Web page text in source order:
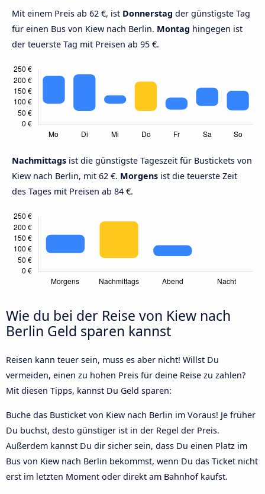
Mit einem Preis ab 62 €, ist Donnerstag der günstigste Tag
für einen Bus von Kiew nach Berlin. Montag hingegen ist
der teuerste Tag mit Preisen ab 95 €.
Nachmittags ist die günstigste Tageszeit für Bustickets von
Kiew nach Berlin, mit 62 €. Morgens ist die teuerste Zeit
des Tages mit Preisen ab 84 €.
Wie du bei der Reise von Kiew nach
Berlin Geld sparen kannst
Reisen kann teuer sein, muss es aber nicht! Willst Du
vermeiden, einen zu hohen Preis für deine Reise zu zahlen?
Mit diesen Tipps, kannst Du Geld sparen:
Buche das Busticket von Kiew nach Berlin im Voraus! Je früher
Du buchst, desto günstiger ist in der Regel der Preis.
Außerdem kannst Du dir sicher sein, dass Du einen Platz im
Bus von Kiew nach Berlin bekommst, wenn Du das Ticket nicht
erst im letzten Moment oder direkt am Bahnhof kaufst.